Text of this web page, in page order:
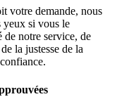
votre demande, nous
yeux si vous le
de notre service, de
la justesse de la